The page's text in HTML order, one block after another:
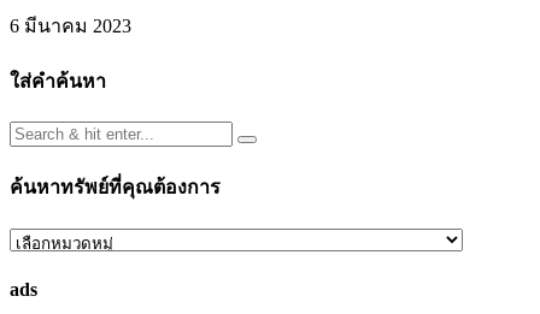
6 มีนาคม 2023
ใส่คำค้นหา
ค้นหาทรัพย์ที่คุณต้องการ
ค้นหา
ที่
ads